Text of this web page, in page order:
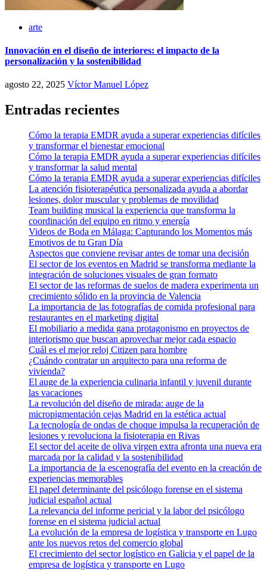
arte
Innovación en el diseño de interiores: el impacto de la
personalización y la sostenibilidad
agosto 22, 2025 Víctor Manuel López
Entradas recientes
Cómo la terapia EMDR ayuda a superar experiencias difíciles
y transformar el bienestar emocional
Cómo la terapia EMDR ayuda a superar experiencias difíciles
y transformar la salud mental
Cómo la terapia EMDR ayuda a superar experiencias difíciles
La atención fisioterapéutica personalizada ayuda a abordar
lesiones, dolor muscular y problemas de movilidad
Team building musical la experiencia que transforma la
coordinación del equipo en ritmo y energía
Videos de Boda en Málaga: Capturando los Momentos más
Emotivos de tu Gran Día
Aspectos que conviene revisar antes de tomar una decisión
El sector de los eventos en Madrid se transforma mediante la
integración de soluciones visuales de gran formato
El sector de las reformas de suelos de madera experimenta un
crecimiento sólido en la provincia de Valencia
La importancia de las fotografías de comida profesional para
restaurantes en el marketing digital
El mobiliario a medida gana protagonismo en proyectos de
interiorismo que buscan aprovechar mejor cada espacio
Cuál es el mejor reloj Citizen para hombre
¿Cuándo contratar un arquitecto para una reforma de
vivienda?
El auge de la experiencia culinaria infantil y juvenil durante
las vacaciones
La revolución del diseño de mirada: auge de la
micropigmentación cejas Madrid en la estética actual
La tecnología de ondas de choque impulsa la recuperación de
lesiones y revoluciona la fisioterapia en Rivas
El sector del aceite de oliva virgen extra afronta una nueva era
marcada por la calidad y la sostenibilidad
La importancia de la escenografía del evento en la creación de
experiencias memorables
El papel determinante del psicólogo forense en el sistema
judicial español actual
La relevancia del informe pericial y la labor del psicólogo
forense en el sistema judicial actual
La evolución de la empresa de logística y transporte en Lugo
ante los nuevos retos del comercio global
El crecimiento del sector logístico en Galicia y el papel de la
empresa de logística y transporte en Lugo